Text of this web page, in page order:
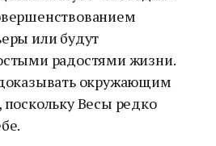
или будут
радостями жизни.
окружающим
Весы редко